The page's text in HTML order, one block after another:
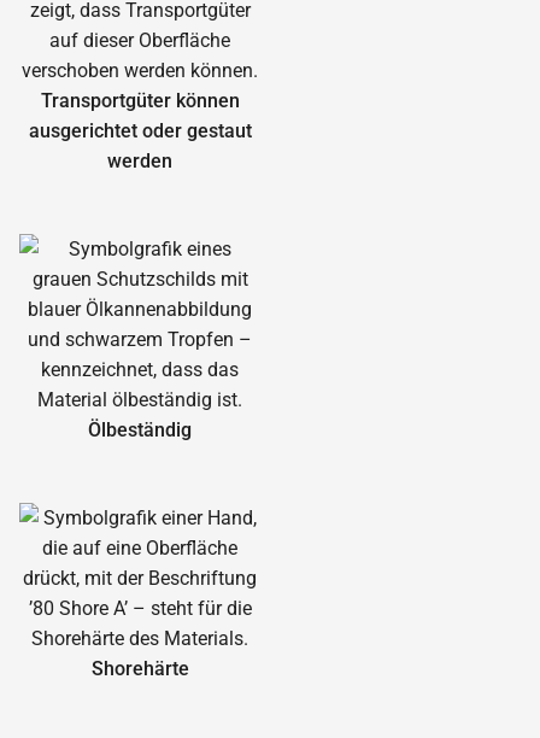
Transportgüter können
ausgerichtet oder gestaut
werden
Ölbeständig
Shorehärte